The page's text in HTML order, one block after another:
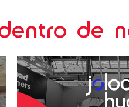
de